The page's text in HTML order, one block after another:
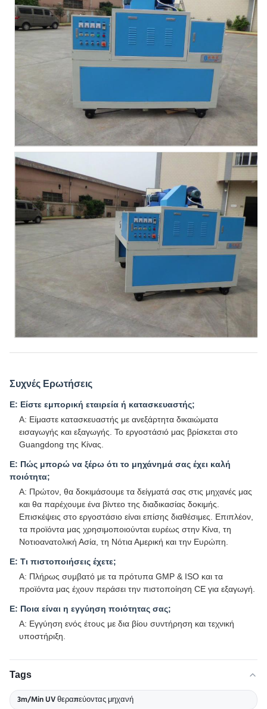
Συχνές Ερωτήσεις
Ε: Είστε εμπορική εταιρεία ή κατασκευαστής;
Α: Είμαστε κατασκευαστής με ανεξάρτητα δικαιώματα
εισαγωγής και εξαγωγής. Το εργοστάσιό μας βρίσκεται στο
Guangdong της Κίνας.
Ε: Πώς μπορώ να ξέρω ότι το μηχάνημά σας έχει καλή
ποιότητα;
Α: Πρώτον, θα δοκιμάσουμε τα δείγματά σας στις μηχανές μας
και θα παρέχουμε ένα βίντεο της διαδικασίας δοκιμής.
Επισκέψεις στο εργοστάσιο είναι επίσης διαθέσιμες. Επιπλέον,
τα προϊόντα μας χρησιμοποιούνται ευρέως στην Κίνα, τη
Νοτιοανατολική Ασία, τη Νότια Αμερική και την Ευρώπη.
Ε: Τι πιστοποιήσεις έχετε;
Α: Πλήρως συμβατό με τα πρότυπα GMP & ISO και τα
προϊόντα μας έχουν περάσει την πιστοποίηση CE για εξαγωγή.
Ε: Ποια είναι η εγγύηση ποιότητας σας;
Α: Εγγύηση ενός έτους με δια βίου συντήρηση και τεχνική
υποστήριξη.
Tags
3m/Min UV θεραπεύοντας μηχανή